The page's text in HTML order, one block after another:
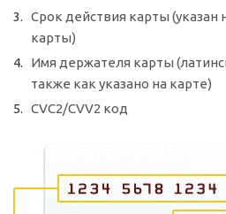
Срок действия карты (указан
карты)
Имя держателя карты
также как указано на карте)
CVC2/CVV2 код